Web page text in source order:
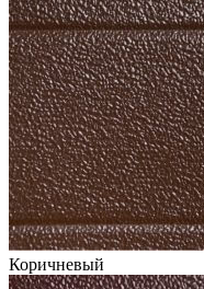
Коричневый